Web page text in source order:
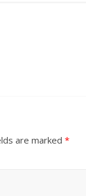
are marked *